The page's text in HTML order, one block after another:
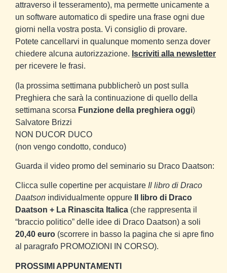
attraverso il tesseramento), ma permette unicamente a
un software automatico di spedire una frase ogni due
giorni nella vostra posta. Vi consiglio di provare.
Potete cancellarvi in qualunque momento senza dover
chiedere alcuna autorizzazione. Iscriviti alla newsletter
per ricevere le frasi.
(la prossima settimana pubblicherò un post sulla
Preghiera che sarà la continuazione di quello della
settimana scorsa Funzione della preghiera oggi)
Salvatore Brizzi
NON DUCOR DUCO
(non vengo condotto, conduco)
Guarda il video promo del seminario su Draco Daatson:
Clicca sulle copertine per acquistare Il libro di Draco
Daatson individualmente oppure
Il libro di Draco
Daatson + La Rinascita Italica (che rappresenta il
“braccio politico” delle idee di Draco Daatson) a soli
20,40 euro (scorrere in basso la pagina che si apre fino
al paragrafo PROMOZIONI IN CORSO).
PROSSIMI APPUNTAMENTI